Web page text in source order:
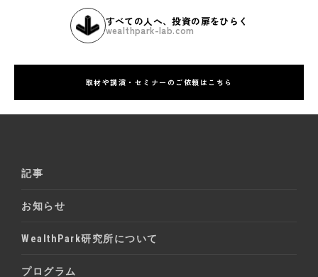
すべての人へ、投資の扉をひらく
wealthpark-lab.com
取材や講演・セミナーのご依頼はこちら
記事
お知らせ
WealthPark研究所について
プログラム